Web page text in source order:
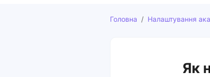
Головна / Налаштування
Як